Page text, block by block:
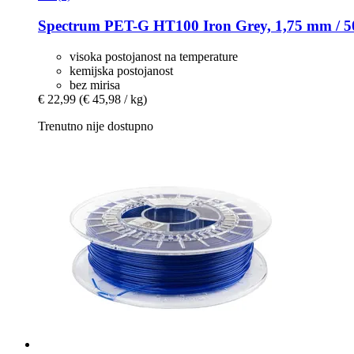
Spectrum PET-​G HT100 Iron Grey, 1,75 mm /
visoka postojanost na temperature
kemijska postojanost
bez mirisa
€ 22,99 (€ 45,98 / kg)
Trenutno nije dostupno